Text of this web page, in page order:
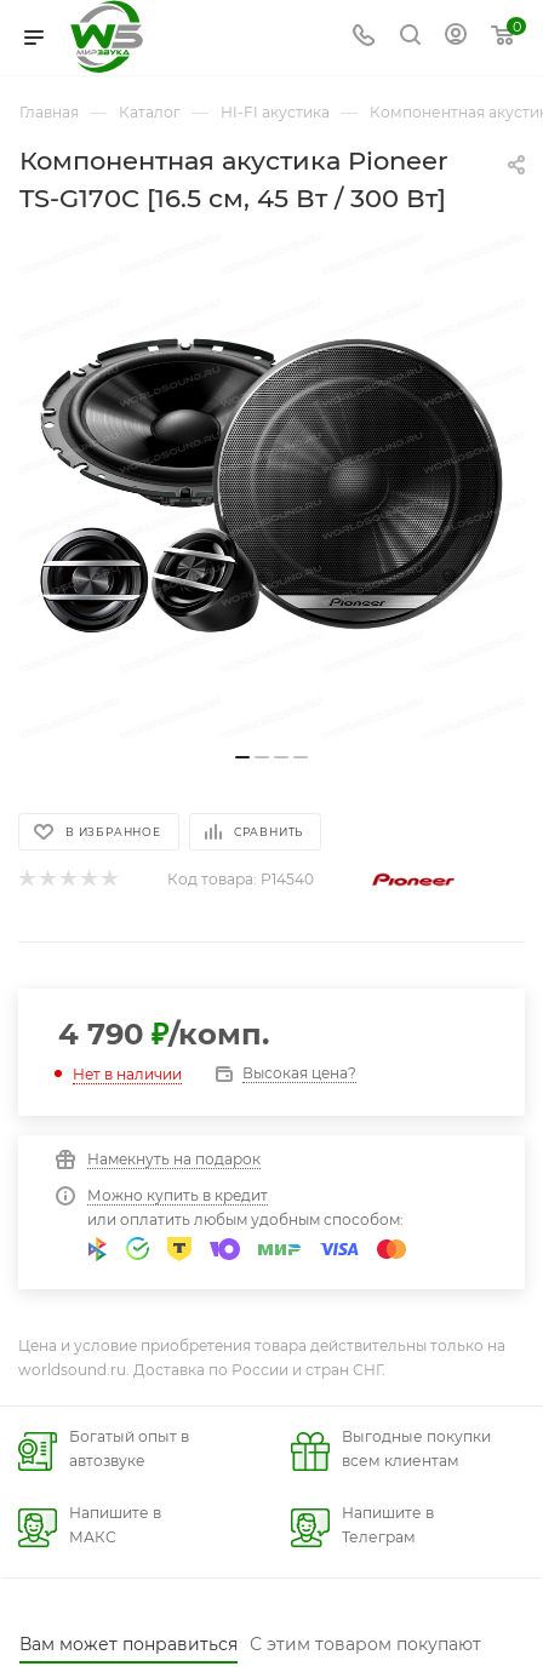
0
Главная — Каталог — HI-FI акустика — Компонентная
Компонентная акустика Pioneer
TS-G170C [16.5 см, 45 Вт / 300 Вт]
В ИЗБРАННОЕ СРАВНИТЬ
Код товара: P14540
4 790 ₽/комп.
Нет в наличии Высокая цена?
Намекнуть на подарок
Можно купить в кредит
или оплатить любым удобным способом:
Цена и условие приобретения товара действительны только на
worldsound.ru. Доставка по России и стран СНГ.
Богатый опыт в
автозвуке
Выгодные покупки
всем клиентам
Напишите в
МАКС
Напишите в
Телеграм
Вам может понравиться С этим товаром покупают